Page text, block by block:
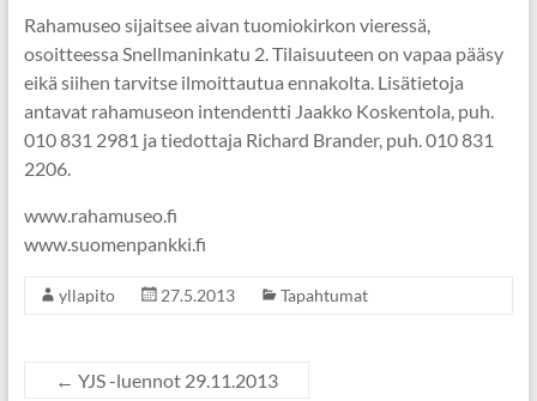
Rahamuseo sijaitsee aivan tuomiokirkon vieressä,
osoitteessa Snellmaninkatu 2. Tilaisuuteen on vapaa pääsy
eikä siihen tarvitse ilmoittautua ennakolta. Lisätietoja
antavat rahamuseon intendentti Jaakko Koskentola, puh.
010 831 2981 ja tiedottaja Richard Brander, puh. 010 831
2206.
www.rahamuseo.fi
www.suomenpankki.fi
yllapito 27.5.2013 Tapahtumat
← YJS -luennot 29.11.2013